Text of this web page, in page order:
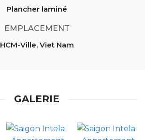
Plancher laminé
EMPLACEMENT
HCM-Ville, Viet Nam
GALERIE